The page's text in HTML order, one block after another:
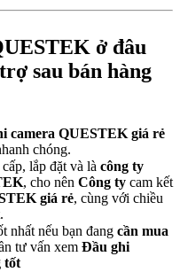
ở đâu
sau bán hàng
camera QUESTEK giá rẻ
chóng.
lắp đặt và là công ty
, cho nên Công ty cam kết
giá rẻ, cùng với chiều
nhất nếu bạn đang cần mua
tư vấn xem Đầu ghi
tốt